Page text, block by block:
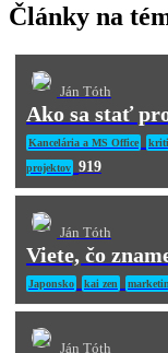
Články na
Ján Tóth
Ako sa stať
Kancelária a MS Office
projektov 919
Ján Tóth
Viete, čo
Japonsko kai zen
Ján Tóth